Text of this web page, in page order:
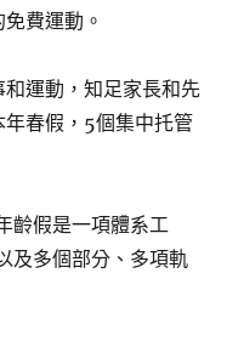
費運動。
運動，知足家長和先
春假，5個集中托管
齡假是一項體系工
及多個部分、多項軌